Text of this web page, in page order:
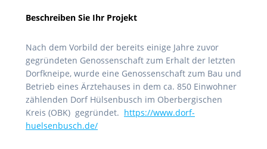
Beschreiben Sie Ihr Projekt
Nach dem Vorbild der bereits einige Jahre zuvor
gegründeten Genossenschaft zum Erhalt der letzten
Dorfkneipe, wurde eine Genossenschaft zum Bau und
Betrieb eines Ärztehauses in dem ca. 850 Einwohner
zählenden Dorf Hülsenbusch im Oberbergischen
Kreis (OBK) gegründet. https://www.dorf-
huelsenbusch.de/